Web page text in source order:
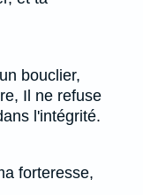
bouclier,
Il ne refuse
l'intégrité.
forteresse,